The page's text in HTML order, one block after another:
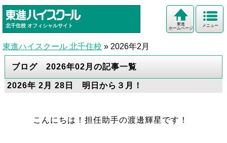
北千住校 オフィシャルサイト メニュー
東進
ホームページ
東進ハイスクール 北千住校 » 2026年2月
ブログ 2026年02月の記事一覧
2026年 2月 28日 明日から３月！
こんにちは！担任助手の渡邊輝星です！